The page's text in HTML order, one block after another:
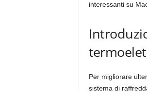
interessanti su
Per migliorare
sistema di